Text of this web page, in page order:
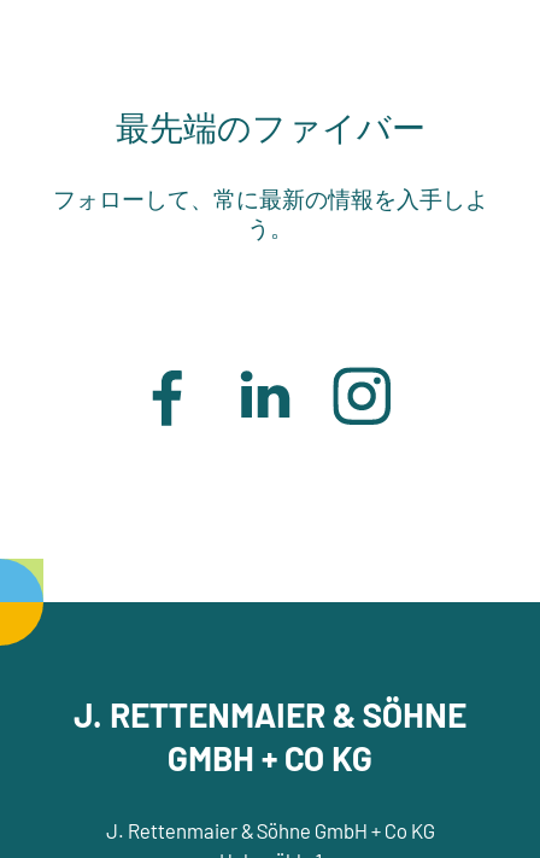
最先端のファイバー
フォローして、常に最新の情報を入手しよ
う。
J. RETTENMAIER & SÖHNE
GMBH + CO KG
J. Rettenmaier & Söhne GmbH + Co KG